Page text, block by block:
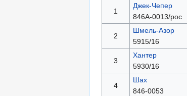
1
Джек-Чепер
846А-0013/рос
2
Шмель-Азор
5915/16
3
Хантер
5930/16
4
Шах
846-0053